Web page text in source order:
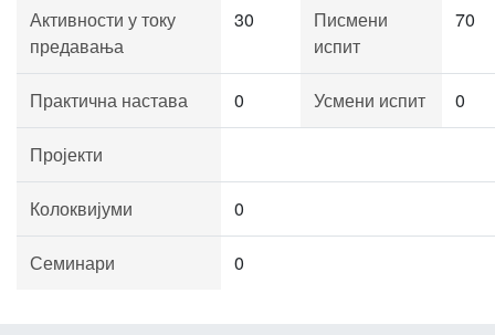
Активности у току
предавања
30
Писмени
испит
70
Практична настава 0 Усмени испит 0
Пројекти
Колоквијуми 0
Семинари 0